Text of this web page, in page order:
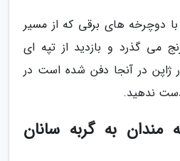
دوچرخه های برقی که از مسیر
می گذرد و بازدید از تپه ای
ژاپن در آنجا دفن شده است در
دست ندهید.
مندان به گربه سانان